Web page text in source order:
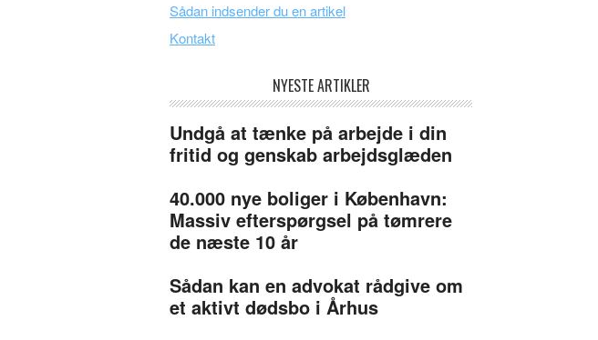
Sådan indsender du en artikel
Kontakt
NYESTE ARTIKLER
Undgå at tænke på arbejde i din
fritid og genskab arbejdsglæden
40.000 nye boliger i København:
Massiv efterspørgsel på tømrere
de næste 10 år
Sådan kan en advokat rådgive om
et aktivt dødsbo i Århus